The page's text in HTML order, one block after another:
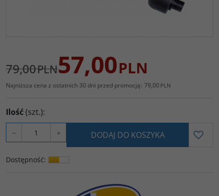
79,00PLN57,00PLN
Najniższa cena z ostatnich 30 dni przed promocją: 79,00 PLN
Ilość(szt.):
− + DODAJ DO KOSZYKA
Dostępność: